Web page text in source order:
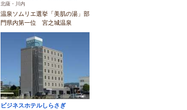
北薩・川内
温泉ソムリエ選挙「美肌の湯」部
門県内第一位 宮之城温泉
ビジネスホテルしらさぎ